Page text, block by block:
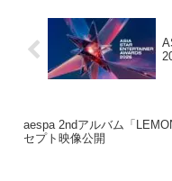
aespa 2ndアルバム「
セプト映像公開